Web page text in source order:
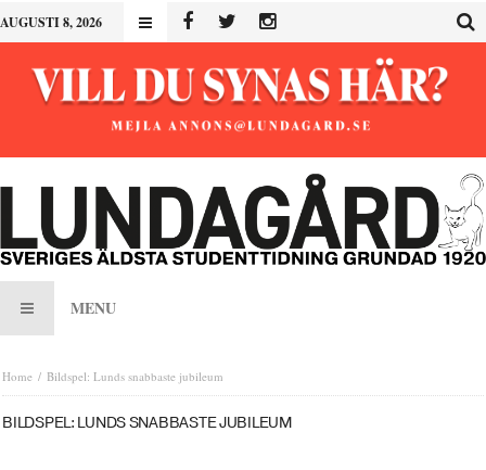
AUGUSTI 8, 2026
MENU
Home Bildspel: Lunds snabbaste jubileum
BILDSPEL: LUNDS SNABBASTE JUBILEUM